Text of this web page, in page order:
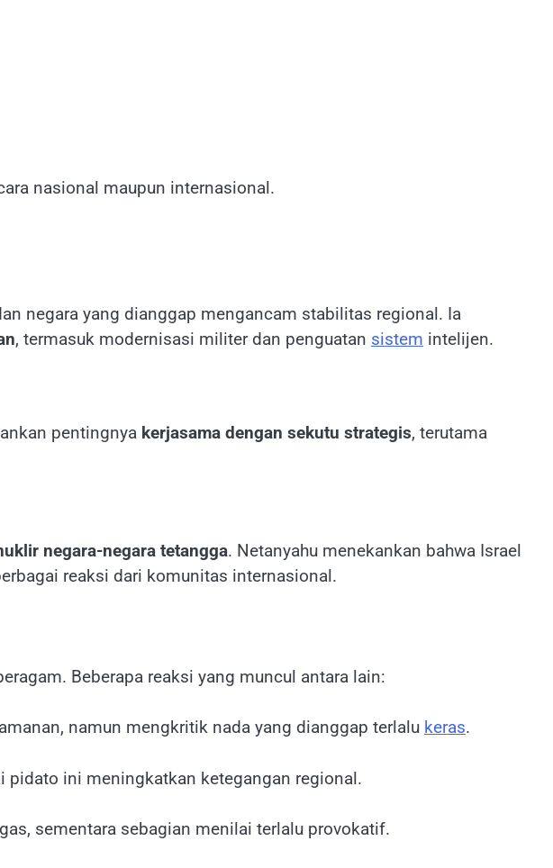
nasional maupun internasional.
negara yang dianggap mengancam stabilitas regional. Ia
, termasuk modernisasi militer dan penguatan sistem intelijen.
pentingnya kerjasama dengan sekutu strategis, terutama
negara-negara tetangga. Netanyahu menekankan bahwa Israel
reaksi dari komunitas internasional.
Beberapa reaksi yang muncul antara lain:
namun mengkritik nada yang dianggap terlalu keras.
pidato ini meningkatkan ketegangan regional.
sementara sebagian menilai terlalu provokatif.